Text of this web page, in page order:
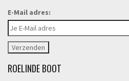
E-Mail adres:
ROELINDE BOOT